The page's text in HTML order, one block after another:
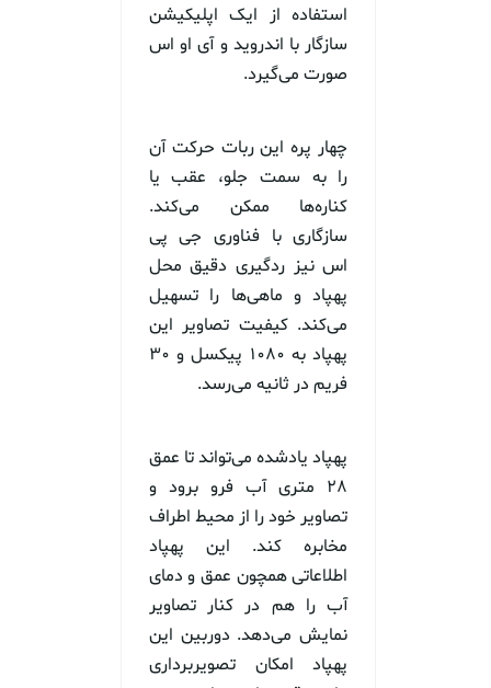
استفاده از ایک اپلیکیشن
سازگار با اندروید و آی او اس
صورت می‌گیرد.
چهار پره این ربات حرکت آن
را به سمت جلو، عقب یا
کناره‌ها ممکن می‌کند.
سازگاری با فناوری جی پی
اس نیز ردگیری دقیق محل
پهپاد و ماهی‌ها را تسهیل
می‌کند. کیفیت تصاویر این
پهپاد به ۱۰۸۰ پیکسل و ۳۰
فریم در ثانیه می‌رسد.
پهپاد یادشده می‌تواند تا عمق
۲۸ متری آب فرو برود و
تصاویر خود را از محیط اطراف
مخابره کند. این پهپاد
اطلاعاتی همچون عمق و دمای
آب را هم در کنار تصاویر
نمایش می‌دهد. دوربین این
پهپاد امکان تصویربرداری